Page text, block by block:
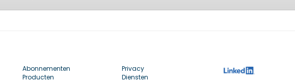
Abonnementen
Producten
Privacy
Diensten